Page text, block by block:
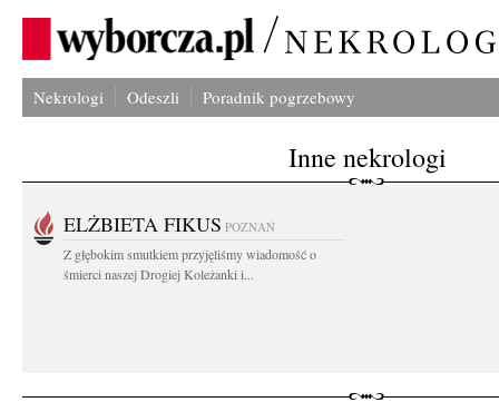
Nekrologi Odeszli Poradnik pogrzebowy
Inne nekrologi
ELŻBIETA FIKUS POZNAŃ
Z głębokim smutkiem przyjęliśmy wiadomość o
śmierci naszej Drogiej Koleżanki i...